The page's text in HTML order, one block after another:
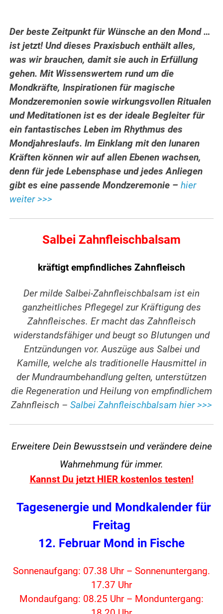
Der beste Zeitpunkt für Wünsche an den Mond …
ist jetzt! Und dieses Praxisbuch enthält alles,
was wir brauchen, damit sie auch in Erfüllung
gehen. Mit Wissenswertem rund um die
Mondkräfte, Inspirationen für magische
Mondzeremonien sowie wirkungsvollen Ritualen
und Meditationen ist es der ideale Begleiter für
ein fantastisches Leben im Rhythmus des
Mondjahreslaufs. Im Einklang mit den lunaren
Kräften können wir auf allen Ebenen wachsen,
denn für jede Lebensphase und jedes Anliegen
gibt es eine passende Mondzeremonie –hier
weiter >>>
Salbei Zahnfleischbalsam
kräftigt empfindliches Zahnfleisch
Der milde Salbei-Zahnfleischbalsam ist ein
ganzheitliches Pflegegel zur Kräftigung des
Zahnfleisches. Er macht das Zahnfleisch
widerstandsfähiger und beugt so Blutungen und
Entzündungen vor. Auszüge aus Salbei und
Kamille, welche als traditionelle Hausmittel in
der Mundraumbehandlung gelten, unterstützen
die Regeneration und Heilung von empfindlichem
Zahnfleisch – Salbei Zahnfleischbalsam hier >>>
Erweitere Dein Bewusstsein und verändere deine
Wahrnehmung für immer.
Kannst Du jetzt HIER kostenlos testen!
Tagesenergie und Mondkalender für
Freitag
12. Februar Mond in Fische
Sonnenaufgang: 07.38 Uhr – Sonnenuntergang.
17.37 Uhr
Mondaufgang: 08.25 Uhr – Monduntergang: